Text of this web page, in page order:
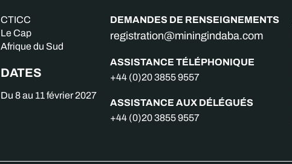
CTICC
Le Cap
Afrique du Sud
DATES
Du 8 au 11 février 2027
DEMANDES DE RENSEIGNEMENTS
registration@miningindaba.com
ASSISTANCE TÉLÉPHONIQUE
+44 (0)20 3855 9557
ASSISTANCE AUX DÉLÉGUÉS
+44 (0)20 3855 9557